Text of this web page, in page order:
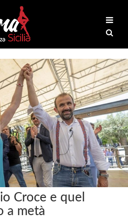
Croce e quel
a metà